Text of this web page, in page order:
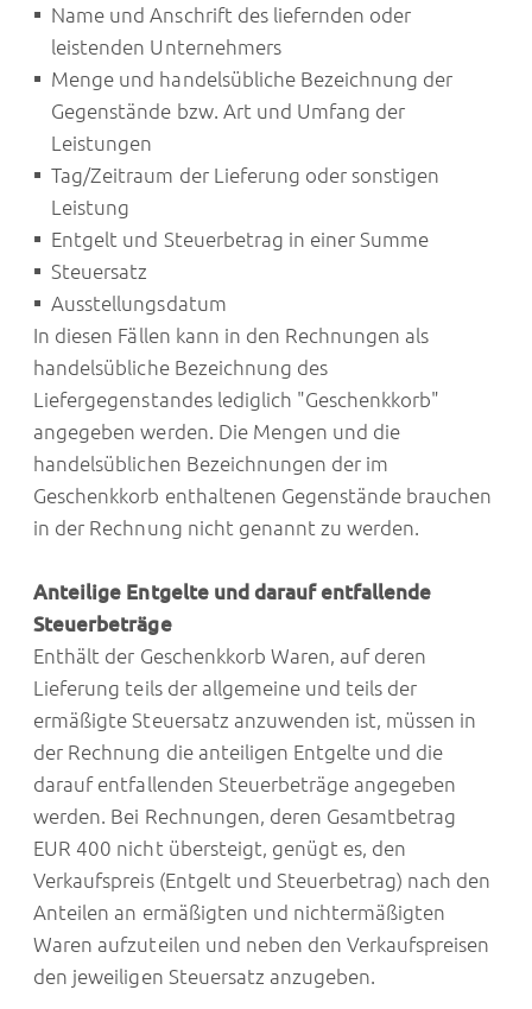
Name und Anschrift des liefernden oder
leistenden Unternehmers
Menge und handelsübliche Bezeichnung der
Gegenstände bzw. Art und Umfang der
Leistungen
Tag/Zeitraum der Lieferung oder sonstigen
Leistung
Entgelt und Steuerbetrag in einer Summe
Steuersatz
Ausstellungsdatum
In diesen Fällen kann in den Rechnungen als
handelsübliche Bezeichnung des
Liefergegenstandes lediglich "Geschenkkorb"
angegeben werden. Die Mengen und die
handelsüblichen Bezeichnungen der im
Geschenkkorb enthaltenen Gegenstände brauchen
in der Rechnung nicht genannt zu werden.
Anteilige Entgelte und darauf entfallende
Steuerbeträge
Enthält der Geschenkkorb Waren, auf deren
Lieferung teils der allgemeine und teils der
ermäßigte Steuersatz anzuwenden ist, müssen in
der Rechnung die anteiligen Entgelte und die
darauf entfallenden Steuerbeträge angegeben
werden. Bei Rechnungen, deren Gesamtbetrag
EUR 400 nicht übersteigt, genügt es, den
Verkaufspreis (Entgelt und Steuerbetrag) nach den
Anteilen an ermäßigten und nichtermäßigten
Waren aufzuteilen und neben den Verkaufspreisen
den jeweiligen Steuersatz anzugeben.